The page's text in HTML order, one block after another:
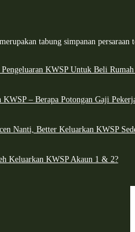
tabung simpanan persaraan
Pengeluaran KWSP Untuk Beli
KWSP – Berapa Potongan Gaji
Nanti, Better Keluarkan KWSP
Keluarkan KWSP Akaun 1 & 2?